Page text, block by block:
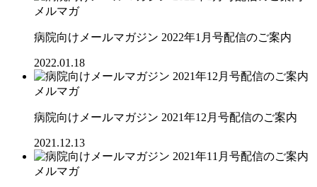
メルマガ
病院向けメールマガジン 2022年1月号配信のご案内
2022.01.18
メルマガ
病院向けメールマガジン 2021年12月号配信のご案内
2021.12.13
メルマガ